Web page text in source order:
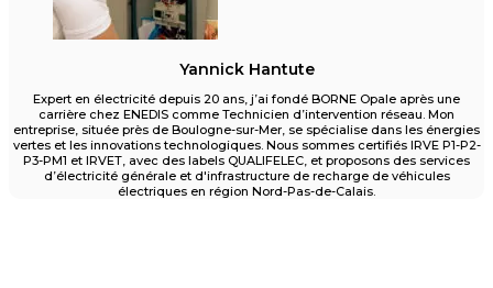
Yannick Hantute
Expert en électricité depuis 20 ans, j’ai fondé BORNE Opale après une
carrière chez ENEDIS comme Technicien d’intervention réseau. Mon
entreprise, située près de Boulogne-sur-Mer, se spécialise dans les énergies
vertes et les innovations technologiques. Nous sommes certifiés IRVE P1-P2-
P3-PM1 et IRVET, avec des labels QUALIFELEC, et proposons des services
d’électricité générale et d'infrastructure de recharge de véhicules
électriques en région Nord-Pas-de-Calais.